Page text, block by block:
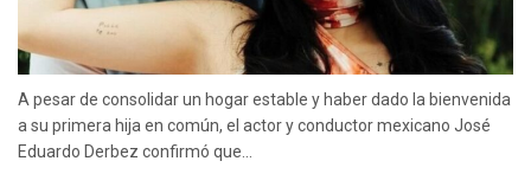
A pesar de consolidar un hogar estable y haber dado la bienvenida
a su primera hija en común, el actor y conductor mexicano José
Eduardo Derbez confirmó que...